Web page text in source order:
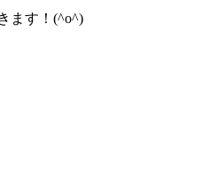
ます！(^o^)